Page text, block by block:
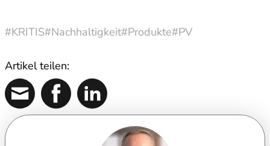
#KRITIS#Nachhaltigkeit#Produkte#PV
Artikel teilen: